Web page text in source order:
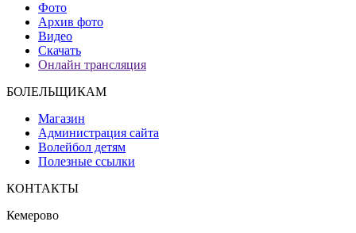
Фото
Архив фото
Видео
Скачать
Онлайн трансляция
БОЛЕЛЬЩИКАМ
Магазин
Администрация сайта
Волейбол детям
Полезные ссылки
КОНТАКТЫ
Кемерово